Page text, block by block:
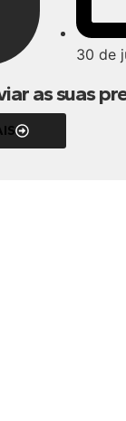
30 de
as suas